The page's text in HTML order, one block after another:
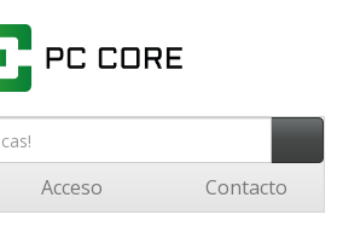
Acceso Contacto